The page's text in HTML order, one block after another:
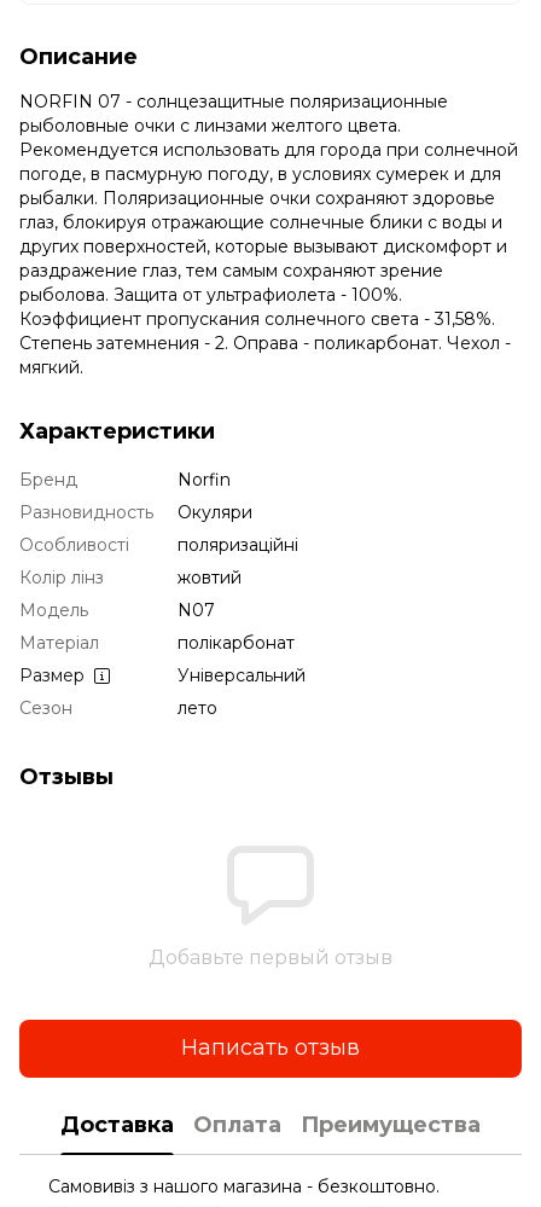
Описание
NORFIN 07 - солнцезащитные поляризационные
рыболовные очки с линзами желтого цвета.
Рекомендуется использовать для города при солнечной
погоде, в пасмурную погоду, в условиях сумерек и для
рыбалки. Поляризационные очки сохраняют здоровье
глаз, блокируя отражающие солнечные блики с воды и
других поверхностей, которые вызывают дискомфорт и
раздражение глаз, тем самым сохраняют зрение
рыболова. Защита от ультрафиолета - 100%.
Коэффициент пропускания солнечного света - 31,58%.
Степень затемнения - 2. Оправа - поликарбонат. Чехол -
мягкий.
Характеристики
Бренд
Norfin
Разновидность
Окуляри
Особливості
поляризаційні
Колір лінз
жовтий
Модель
N07
Матеріал
полікарбонат
Размер
Універсальний
Сезон
лето
Отзывы
Добавьте первый отзыв
Написать отзыв
Доставка Оплата Преимущества
Самовивіз з нашого магазина - безкоштовно.